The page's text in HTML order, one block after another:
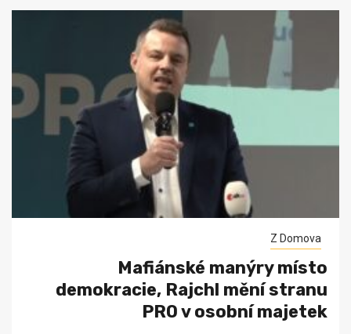
Z Domova
Mafiánské manýry místo
demokracie, Rajchl mění stranu
PRO v osobní majetek